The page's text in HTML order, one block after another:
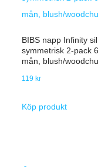
BIBS napp Infinity
symmetrisk 2-pack
mån, blush/
119kr
Köp produkt